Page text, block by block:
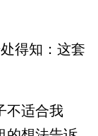
得知：这套
适合我